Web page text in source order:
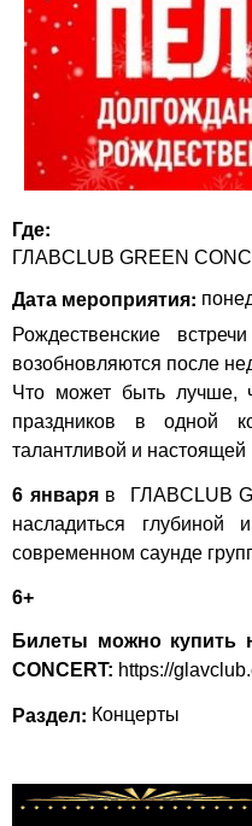
Где:
ГЛАВCLUB GREEN
Дата мероприятия:
Рождественские
возобновляются после
Что может быть лучше,
праздников в одной
талантливой и настоящей
6 январяв ГЛАВCLUB
насладиться
современном саунде
6+
Билеты можно купить
CONCERT: https://
Раздел: Концерты